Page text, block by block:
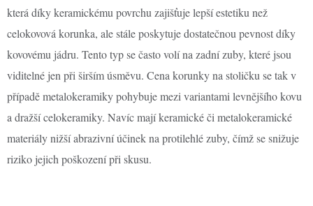
která díky keramickému povrchu zajišťuje lepší estetiku než
celokovová korunka, ale stále poskytuje dostatečnou pevnost díky
kovovému jádru. Tento typ se často volí na zadní zuby, které jsou
viditelné jen při širším úsměvu. Cena korunky na stoličku se tak v
případě metalokeramiky pohybuje mezi variantami levnějšího kovu
a dražší celokeramiky. Navíc mají keramické či metalokeramické
materiály nižší abrazivní účinek na protilehlé zuby, čímž se snižuje
riziko jejich poškození při skusu.